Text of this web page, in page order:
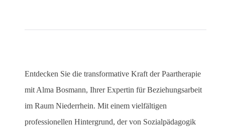
Entdecken Sie die transformative Kraft der Paartherapie
mit Alma Bosmann, Ihrer Expertin für Beziehungsarbeit
im Raum Niederrhein. Mit einem vielfältigen
professionellen Hintergrund, der von Sozialpädagogik